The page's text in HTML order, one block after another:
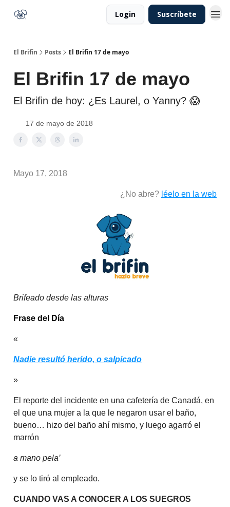
Login Suscríbete
El Brifin Posts El Brifin 17 de mayo
El Brifin 17 de mayo
El Brifin de hoy: ¿Es Laurel, o Yanny? 😱
17 de mayo de 2018
Mayo 17, 2018
¿No abre? léelo en la web
Brifeado desde las alturas
Frase del Día
«
Nadie resultó herido, o salpicado
»
El reporte del incidente en una cafetería de Canadá, en
el que una mujer a la que le negaron usar el baño,
bueno… hizo del baño ahí mismo, y luego agarró el
marrón
a mano pela’
y se lo tiró al empleado.
CUANDO VAS A CONOCER A LOS SUEGROS